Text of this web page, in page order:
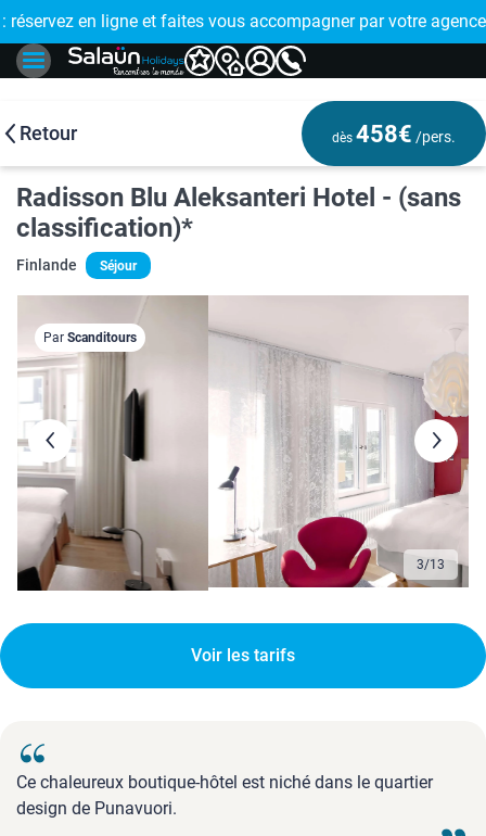
!
: réservez en ligne et faites vous accompagner par votre
🤩
Retour dès 458€ /pers.
Radisson Blu Aleksanteri Hotel - (sans
classification)*
Finlande Séjour
3/13
Par Scanditours
Voir les tarifs
Ce chaleureux boutique-hôtel est niché dans le quartier
design de Punavuori.